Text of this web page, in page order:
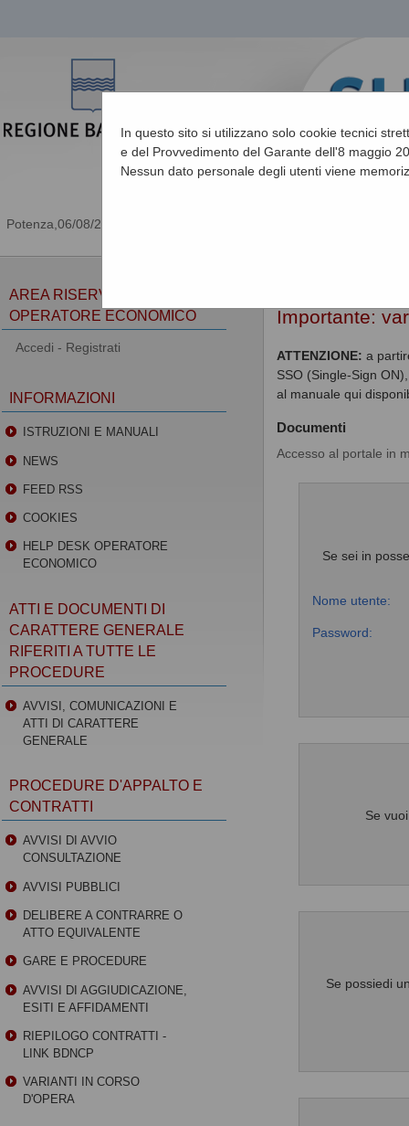
06/08/2026 17:35
In questo sito si utilizzano solo cookie tecnici
e del Provvedimento del Garante dell'8 maggio
Nessun dato personale degli utenti viene
Importante:
ATTENZIONE: a
SSO (Single-Sign
al manuale qui
Documenti
Accesso al portale in
Se sei in
Nome utente:
Password:
Se
Se possiedi
AREA RISERVATA
OPERATORE ECONOMICO
Accedi - Registrati
INFORMAZIONI
ISTRUZIONI E MANUALI
NEWS
FEED RSS
COOKIES
HELP DESK OPERATORE
ECONOMICO
ATTI E DOCUMENTI DI
CARATTERE GENERALE
RIFERITI A TUTTE LE
PROCEDURE
AVVISI, COMUNICAZIONI E
ATTI DI CARATTERE
GENERALE
PROCEDURE D'APPALTO E
CONTRATTI
AVVISI DI AVVIO
CONSULTAZIONE
AVVISI PUBBLICI
DELIBERE A CONTRARRE O
ATTO EQUIVALENTE
GARE E PROCEDURE
AVVISI DI AGGIUDICAZIONE,
ESITI E AFFIDAMENTI
RIEPILOGO CONTRATTI -
LINK BDNCP
VARIANTI IN CORSO
D'OPERA